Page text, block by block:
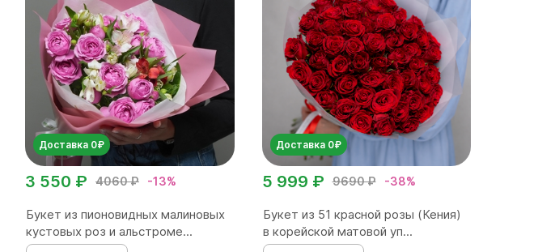
Доставка 0₽
4060 ₽ -13%
3 550 ₽
Букет из пионовидных малиновых
кустовых роз и альстроме...
Доставка 0₽
9690 ₽ -38%
5 999 ₽
Букет из 51 красной розы (Кения)
в корейской матовой уп...